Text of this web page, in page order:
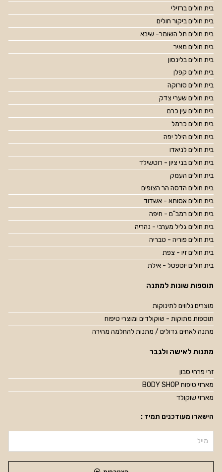
בית חולים ברזילי
בית חולים ביקור חולים
בית חולים תל השומר- שיבא
בית חולים מאיר
בית חולים בלינסון
בית חולים קפלן
בית חולים סורוקה
בית חולים שערי צדק
בית חולים עין כרם
בית חולים כרמל
בית חולים הילל יפה
בית חולים לניאדו
בית חולים בני ציון - רוטשילד
בית חולים העמק
בית חולים הדסה הר הצופים
בית חולים אסותא - אשדוד
בית חולים רמב"ם - חיפה
בית חולים גליל מערבי - נהריה
בית חולים פוריה - טבריה
בית חולים זיו - צפת
בית חולים יוספטל - אילת
תוספות שונות למתנה
מוצרים נלווים לתינוקות
תוספות מתוקות - שוקולדים ומוצרי טיפוח
מתנה לאחים גדולים / מתנות להחלמה מהירה
מתנות לאישה ולגבר
זרי פרחי סבון
מארזי טיפוח BODY SHOP
מארזי שוקולד
הישארו מעודכנים תמיד :